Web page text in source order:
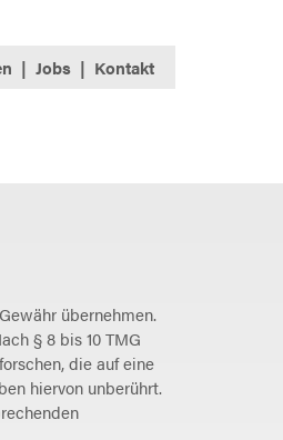
Jobs Kontakt
übernehmen.
§ 8 bis 10 TMG
die auf eine
hiervon unberührt.